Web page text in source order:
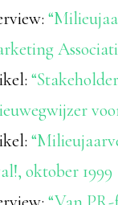
oktober 1999